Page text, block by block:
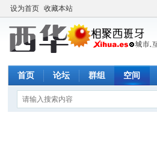
设为首页 收藏本站
首页 论坛 群组 空间